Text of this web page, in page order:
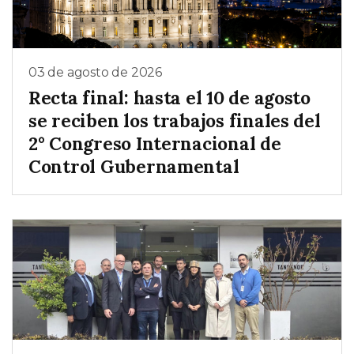
03 de agosto de 2026
Recta final: hasta el 10 de agosto
se reciben los trabajos finales del
2° Congreso Internacional de
Control Gubernamental